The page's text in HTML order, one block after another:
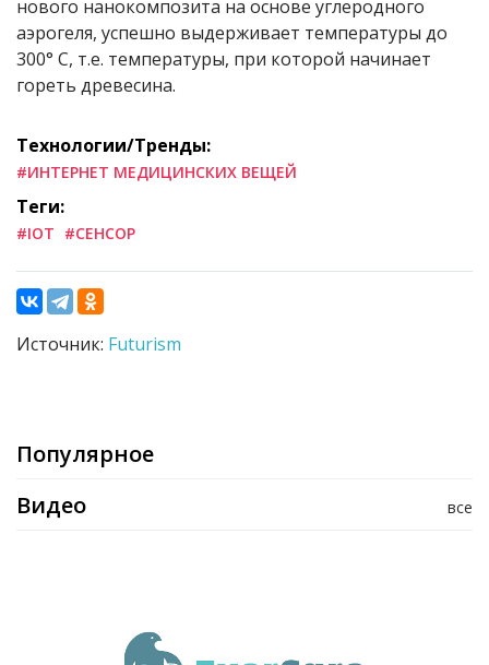
нового нанокомпозита на основе углеродного
аэрогеля, успешно выдерживает температуры до
300° C, т.е. температуры, при которой начинает
гореть древесина.
Технологии/Тренды:
#ИНТЕРНЕТ МЕДИЦИНСКИХ ВЕЩЕЙ
Теги:
#IOT #СЕНСОР
Источник: Futurism
Популярное
все
Видео